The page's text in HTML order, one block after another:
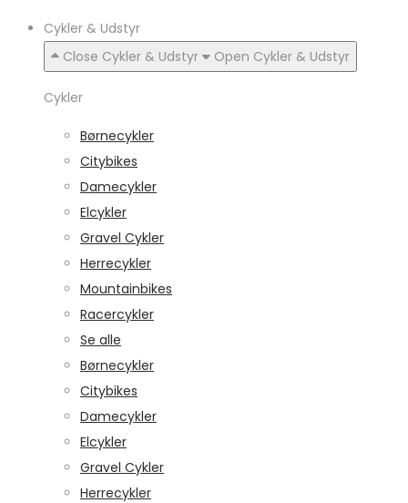
Cykler & Udstyr
Close Cykler & Udstyr
Open Cykler & Udstyr
Cykler
Børnecykler
Citybikes
Damecykler
Elcykler
Gravel Cykler
Herrecykler
Mountainbikes
Racercykler
Se alle
Børnecykler
Citybikes
Damecykler
Elcykler
Gravel Cykler
Herrecykler